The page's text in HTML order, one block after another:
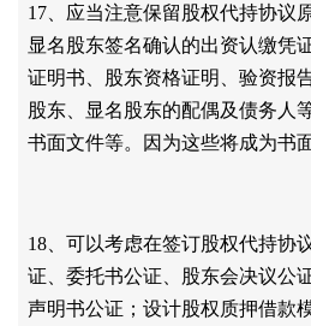
17、应当注意保留股权代持协议
显名股东签名确认的出资认缴凭
证明书、股东资格证明、验资报
股东、显名股东的配偶及债务人
书面文件等。因为这些将成为书
18、可以考虑在签订股权代持协
证、委托书公证、股东会决议公
声明书公证；设计股权质押借款